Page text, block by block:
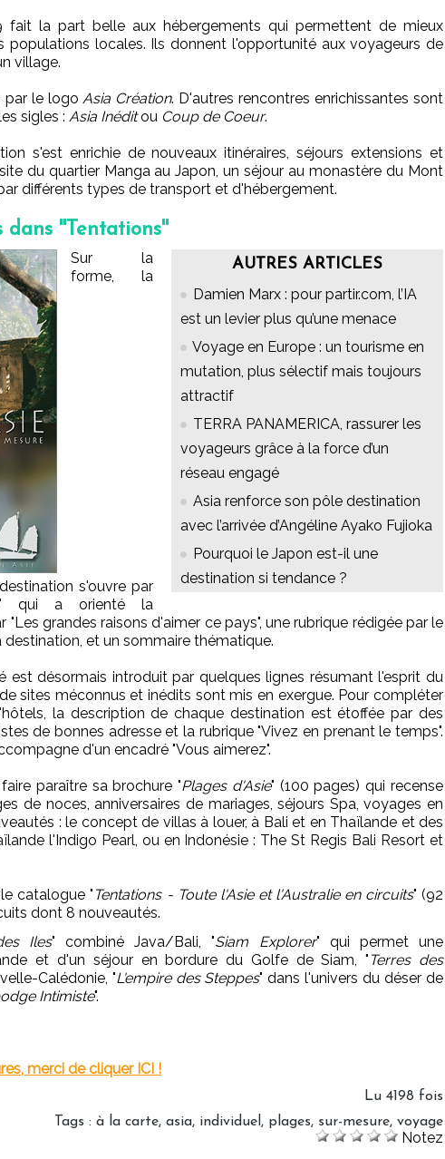
fait la part belle aux hébergements qui permettent de mieux
populations locales. Ils donnent l'opportunité aux voyageurs de
village.
par le logoAsia Création. D'autres rencontres enrichissantes sont
sigles : Asia Inéditou Coup de Coeur.
s'est enrichie de nouveaux itinéraires, séjours extensions et
du quartier Manga au Japon, un séjour au monastère du Mont
différents types de transport et d'hébergement.
dans ''Tentations''
AUTRES ARTICLES
Damien Marx : pour partir.com, l’IA
est un levier plus qu’une menace
Voyage en Europe : un tourisme en
mutation, plus sélectif mais toujours
attractif
TERRA PANAMERICA, rassurer les
voyageurs grâce à la force d’un
réseau engagé
Asia renforce son pôle destination
avec l’arrivée d’Angéline Ayako Fujioka
Pourquoi le Japon est-il une
destination si tendance ?
Sur la
forme, la
s'ouvre par
qui a orienté la
"Les grandes raisons d'aimer ce pays", une rubrique rédigée par le
et un sommaire thématique.
est désormais introduit par quelques lignes résumant l'esprit du
sites méconnus et inédits sont mis en exergue. Pour compléter
la description de chaque destination est étoffée par des
de bonnes adresse et la rubrique "Vivez en prenant le temps".
d'un encadré "Vous aimerez".
paraître sa brochure "Plages d'Asie" (100 pages) qui recense
de noces, anniversaires de mariages, séjours Spa, voyages en
: le concept de villas à louer, à Bali et en Thaïlande et des
l'Indigo Pearl, ou en Indonésie : The St Regis Bali Resort et
catalogue " Tentations - Toute l'Asie et l'Australie en circuits" (92
dont 8 nouveautés.
Iles" combiné Java/Bali, "Siam Explorer" qui permet une
et d'un séjour en bordure du Golfe de Siam, " Terres des
Calédonie, "L'empire des Steppes" dans l'univers du déser de
Intimiste".
merci de cliquer ICI !
Lu 4198 fois
Tags : à la carte, asia, individuel , plages, sur-mesure, voyage
Notez